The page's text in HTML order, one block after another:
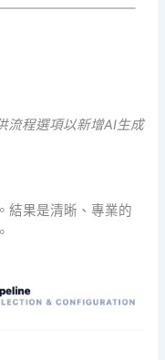
流程選項以新增AI生成
結果是清晰、專業的